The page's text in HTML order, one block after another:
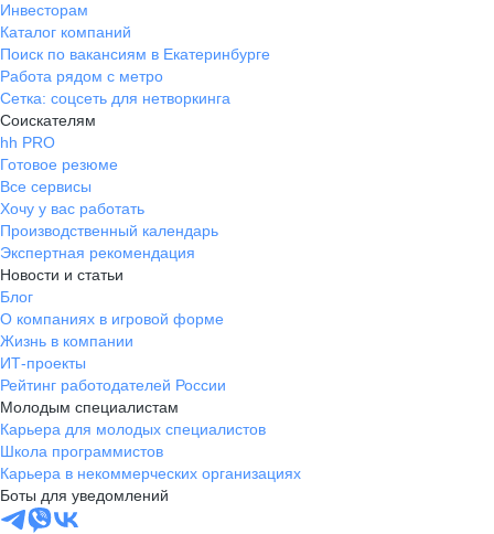
Инвесторам
Каталог компаний
Поиск по вакансиям в Екатеринбурге
Работа рядом с метро
Сетка: соцсеть для нетворкинга
Соискателям
hh PRO
Готовое резюме
Все сервисы
Хочу у вас работать
Производственный календарь
Экспертная рекомендация
Новости и статьи
Блог
О компаниях в игровой форме
Жизнь в компании
ИТ-проекты
Рейтинг работодателей России
Молодым специалистам
Карьера для молодых специалистов
Школа программистов
Карьера в некоммерческих организациях
Боты для уведомлений